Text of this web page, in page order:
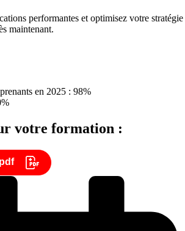
performantes et optimisez votre stratégie
maintenant.
en 2025 : 98%
votre formation :